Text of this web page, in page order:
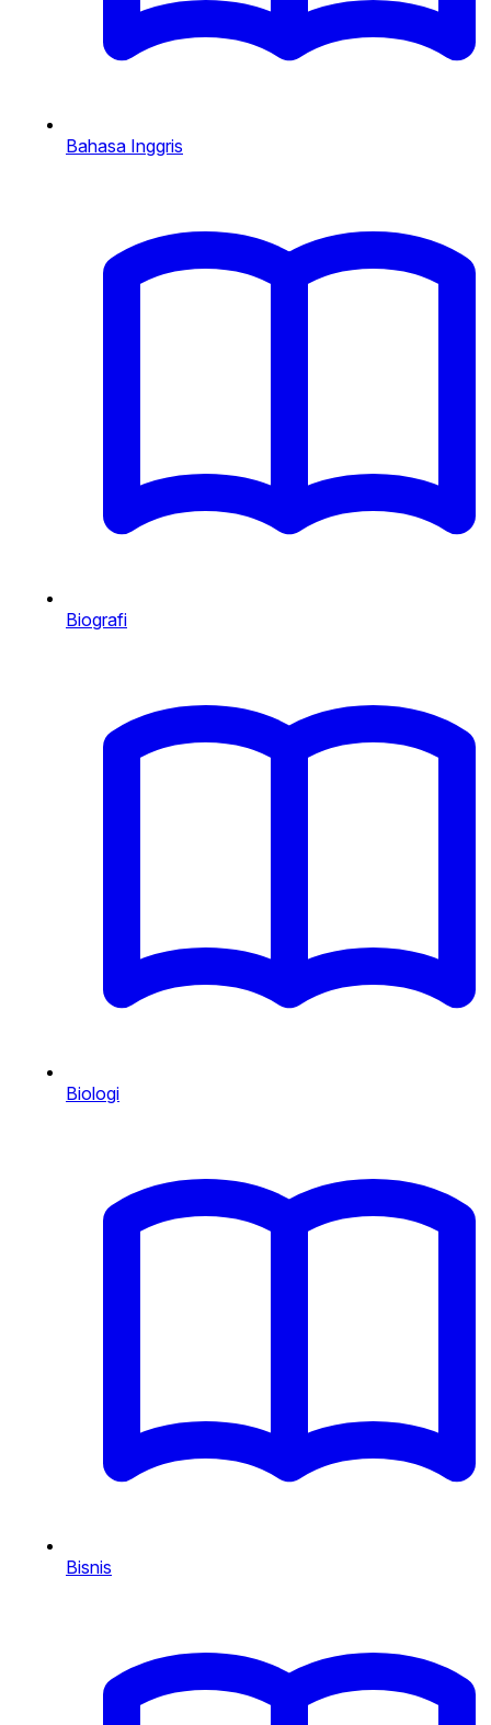
Bahasa Inggris
Biografi
Biologi
Bisnis